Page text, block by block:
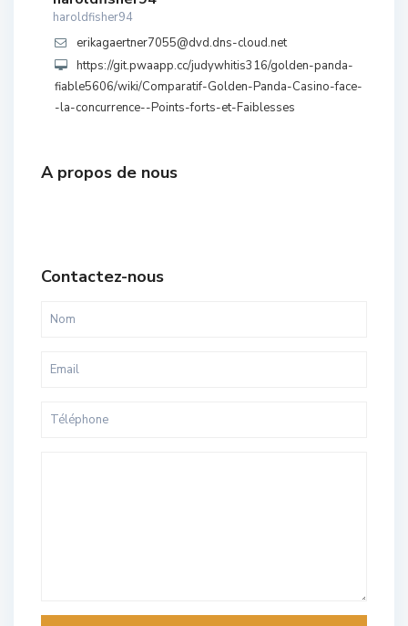
haroldfisher94
erikagaertner7055@dvd.dns-cloud.net
https://git.pwaapp.cc/judywhitis316/golden-panda-
fiable5606/wiki/Comparatif-Golden-Panda-Casino-face-
-la-concurrence--Points-forts-et-Faiblesses
A propos de nous
Contactez-nous